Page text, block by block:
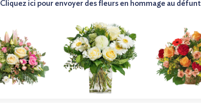
Cliquez ici pour envoyer des fleurs en hommage au défunt